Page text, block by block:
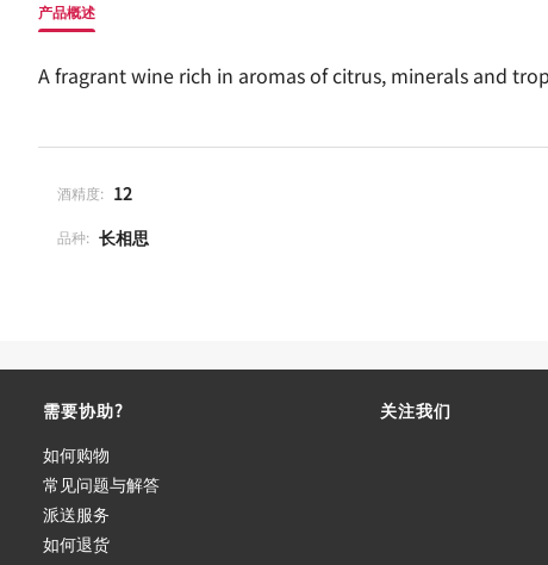
产品概述
A fragrant wine rich in aromas of citrus, minerals and
酒精度: 12
品种: 长相思
需要协助?
如何购物
常见问题与解答
派送服务
如何退货
关注我们